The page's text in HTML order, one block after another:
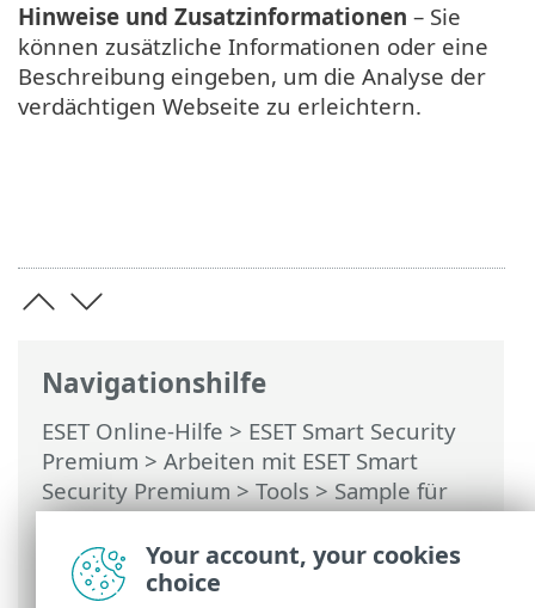
Navigationshilfe
ESET Online-Hilfe > ESET Smart Security
Premium > Arbeiten mit ESET Smart
Security Premium>Tools>Sample für
die Analyse auswählen> Sample für die
Analyse auswählen - Verdächtige
Webseite
Hinweise und Zusatzinformationen – Sie
können zusätzliche Informationen oder eine
Beschreibung eingeben, um die Analyse der
verdächtigen Webseite zu erleichtern.
Your account, your cookies
choice